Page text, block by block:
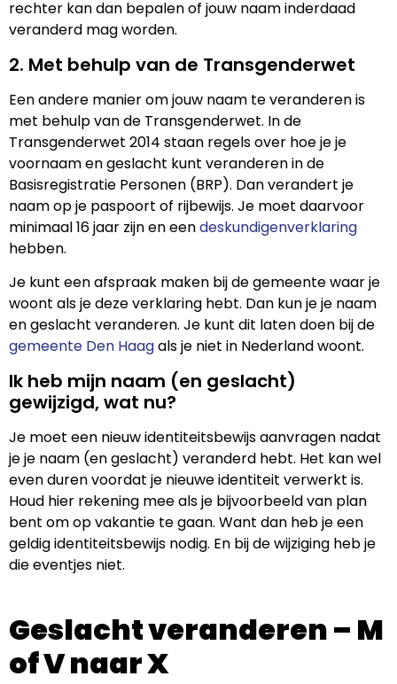
rechter kan dan bepalen of jouw naam inderdaad
veranderd mag worden.
2. Met behulp van de Transgenderwet
Een andere manier om jouw naam te veranderen is
met behulp van de Transgenderwet. In de
Transgenderwet 2014 staan regels over hoe je je
voornaam en geslacht kunt veranderen in de
Basisregistratie Personen (BRP). Dan verandert je
naam op je paspoort of rijbewijs. Je moet daarvoor
minimaal 16 jaar zijn en eendeskundigenverklaring
hebben.
Je kunt een afspraak maken bij de gemeente waar je
woont als je deze verklaring hebt. Dan kun je je naam
en geslacht veranderen. Je kunt dit laten doen bij de
gemeente Den Haagals je niet in Nederland woont.
Ik heb mijn naam (en geslacht)
gewijzigd, wat nu?
Je moet een nieuw identiteitsbewijs aanvragen nadat
je je naam (en geslacht) veranderd hebt. Het kan wel
even duren voordat je nieuwe identiteit verwerkt is.
Houd hier rekening mee als je bijvoorbeeld van plan
bent om op vakantie te gaan. Want dan heb je een
geldig identiteitsbewijs nodig. En bij de wijziging heb je
die eventjes niet.
Geslacht veranderen – M
of V naar X